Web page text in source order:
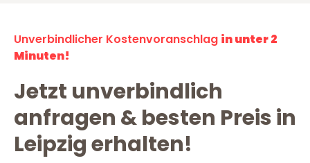
Unverbindlicher Kostenvoranschlag in unter 2
Minuten!
Jetzt unverbindlich
anfragen & besten Preis in
Leipzig erhalten!